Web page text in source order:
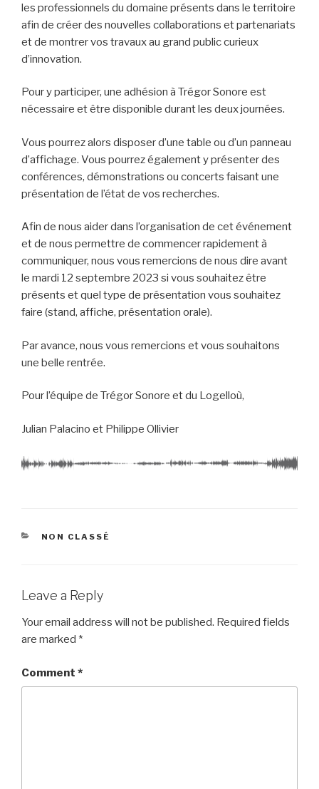
les professionnels du domaine présents dans le territoire
afin de créer des nouvelles collaborations et partenariats
et de montrer vos travaux au grand public curieux
d’innovation.
Pour y participer, une adhésion à Trégor Sonore est
nécessaire et être disponible durant les deux journées.
Vous pourrez alors disposer d’une table ou d’un panneau
d’affichage. Vous pourrez également y présenter des
conférences, démonstrations ou concerts faisant une
présentation de l’état de vos recherches.
Afin de nous aider dans l’organisation de cet événement
et de nous permettre de commencer rapidement à
communiquer, nous vous remercions de nous dire avant
le mardi 12 septembre 2023 si vous souhaitez être
présents et quel type de présentation vous souhaitez
faire (stand, affiche, présentation orale).
Par avance, nous vous remercions et vous souhaitons
une belle rentrée.
Pour l’équipe de Trégor Sonore et du Logelloù,
Julian Palacino et Philippe Ollivier
CATEGORIES
NON CLASSÉ
Leave a Reply
Your email address will not be published. Required fields
are marked *
Comment *